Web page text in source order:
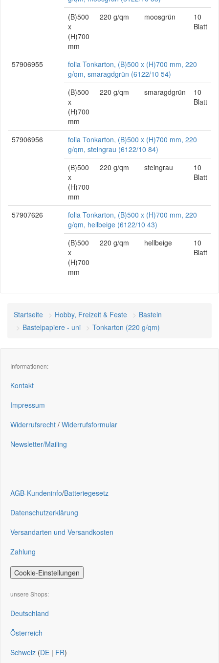
(B)500
x
(H)700
mm
220 g/qm moosgrün
10
Blatt
57906955
folia Tonkarton, (B)500 x (H)700 mm, 220
g/qm, smaragdgrün (6122/10 54)
(B)500
x
(H)700
mm
220 g/qm smaragdgrün
10
Blatt
57906956
folia Tonkarton, (B)500 x (H)700 mm, 220
g/qm, steingrau (6122/10 84)
(B)500
x
(H)700
mm
220 g/qm steingrau
10
Blatt
57907626
folia Tonkarton, (B)500 x (H)700 mm, 220
g/qm, hellbeige (6122/10 43)
(B)500
x
(H)700
mm
220 g/qm hellbeige
10
Blatt
Startseite Hobby, Freizeit & Feste
Basteln
Bastelpapiere - uni
Tonkarton (220 g/qm)
Informationen:
Kontakt
Impressum
Widerrufsrecht / Widerrufsformular
Newsletter/Mailing
AGB-Kundeninfo/Batteriegesetz
Datenschutzerklärung
Versandarten und Versandkosten
Zahlung
Cookie-Einstellungen
unsere Shops:
Deutschland
Österreich
Schweiz (DE | FR)